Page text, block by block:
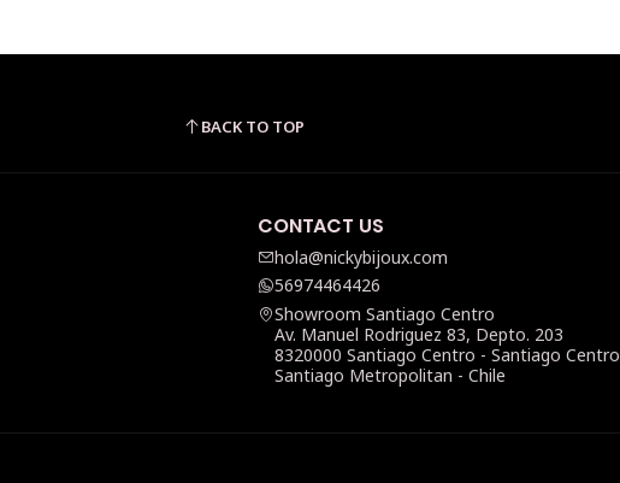
BACK TO TOP
CONTACT US
hola@nickybijoux.com
56974464426
Showroom Santiago Centro
Av. Manuel Rodriguez 83, Depto. 203
8320000 Santiago Centro - Santiago Centro
Santiago Metropolitan - Chile